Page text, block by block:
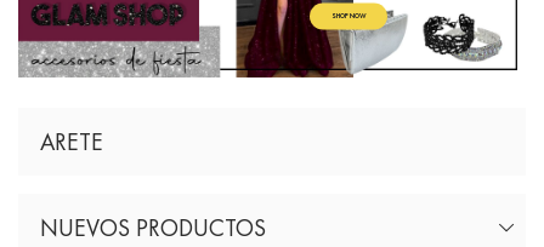
ARETE
NUEVOS PRODUCTOS
SHOP NOW